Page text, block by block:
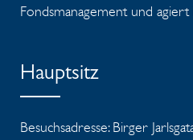
Fondsmanagement und
Hauptsitz
Besuchsadresse: Birger